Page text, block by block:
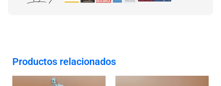
Productos relacionados